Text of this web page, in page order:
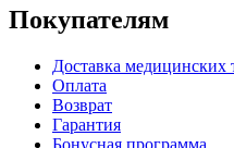
Покупателям
Доставка медицинских
Оплата
Возврат
Гарантия
Бонусная программа